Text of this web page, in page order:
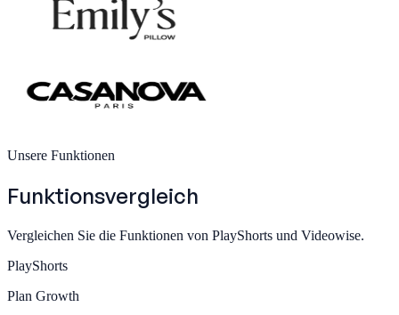
Unsere Funktionen
Funktionsvergleich
Vergleichen Sie die Funktionen von PlayShorts und Videowise.
PlayShorts
Plan Growth